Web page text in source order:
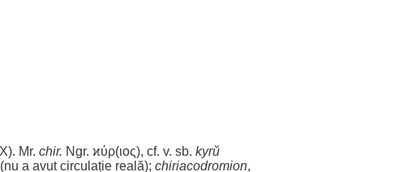
Mr. chir. Ngr. ϰύρ(ιος), cf. v. sb. kyrŭ
a avut circulație reală); chiriacodromion,